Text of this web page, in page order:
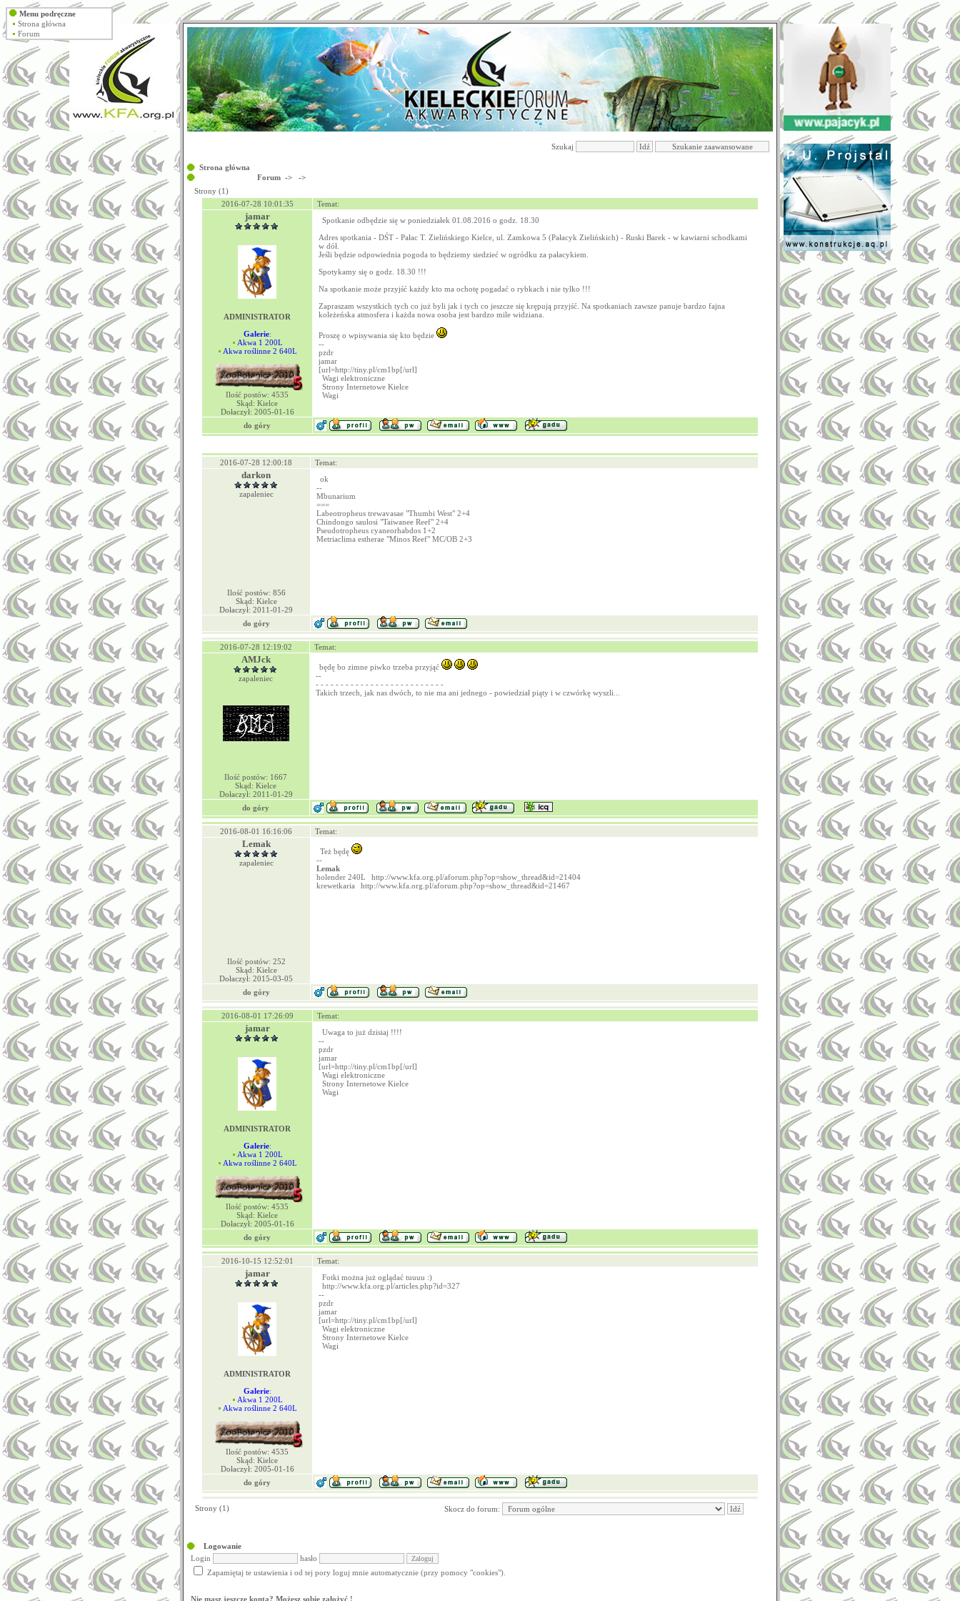
Szukaj
Strona główna
Forum ->
->
Strony (1)
2016-07-28 10:01:35
Temat:
jamar
ADMINISTRATOR
Galerie:
Akwa 1 200L
Akwa roślinne 2 640L
Ilość postów: 4535
Skąd: Kielce
Dołaczył: 2005-01-16
Spotkanie odbędzie się w poniedziałek 01.08.2016 o godz. 18.30
Adres spotkania - DŚT - Pałac T. Zielińskiego Kielce, ul. Zamkowa 5 (Pałacyk Zielińskich) - Ruski Barek - w kawiarni schodkami
w dół.
Jeśli będzie odpowiednia pogoda to będziemy siedzieć w ogródku za pałacykiem.
Spotykamy się o godz. 18.30 !!!
Na spotkanie może przyjść każdy kto ma ochotę pogadać o rybkach i nie tylko !!!
Zapraszam wszystkich tych co już byli jak i tych co jeszcze się krępują przyjść. Na spotkaniach zawsze panuje bardzo fajna
koleżeńska atmosfera i każda nowa osoba jest bardzo mile widziana.
Proszę o wpisywania się kto będzie
--
pzdr
jamar
[url=http://tiny.pl/cm1bp[/url]
Wagi elektroniczne
Strony Internetowe Kielce
Wagi
do góry
2016-07-28 12:00:18 Temat:
darkon
zapaleniec
Ilość postów: 856
Skąd: Kielce
Dołaczył: 2011-01-29
ok
--
Mbunarium
===
Labeotropheus trewavasae "Thumbi West" 2+4
Chindongo saulosi "Taiwanee Reef" 2+4
Pseudotropheus cyaneorhabdos 1+2
Metriaclima estherae "Minos Reef" MC/OB 2+3
do góry
2016-07-28 12:19:02 Temat:
AMJck
zapaleniec
Ilość postów: 1667
Skąd: Kielce
Dołaczył: 2011-01-29
będę bo zimne piwko trzeba przyjąć
--
- - - - - - - - - - - - - - - - - - - - - - - - - -
Takich trzech, jak nas dwóch, to nie ma ani jednego - powiedział piąty i w czwórkę wyszli...
do góry
2016-08-01 16:16:06 Temat:
Lemak
zapaleniec
Ilość postów: 252
Skąd: Kielce
Dołaczył: 2015-03-05
Też będę
--
Lemak
holender 240L
http://www.kfa.org.pl/aforum.php?op=show_thread&id=21404
krewetkaria
http://www.kfa.org.pl/aforum.php?op=show_thread&id=21467
do góry
2016-08-01 17:26:09 Temat:
jamar
ADMINISTRATOR
Galerie:
Akwa 1 200L
Akwa roślinne 2 640L
Ilość postów: 4535
Skąd: Kielce
Dołaczył: 2005-01-16
Uwaga to już dzisiaj !!!!
--
pzdr
jamar
[url=http://tiny.pl/cm1bp[/url]
Wagi elektroniczne
Strony Internetowe Kielce
Wagi
do góry
2016-10-15 12:52:01 Temat:
jamar
ADMINISTRATOR
Galerie:
Akwa 1 200L
Akwa roślinne 2 640L
Ilość postów: 4535
Skąd: Kielce
Dołaczył: 2005-01-16
Fotki można już oglądać tuuuu :)
http://www.kfa.org.pl/articles.php?id=327
--
pzdr
jamar
[url=http://tiny.pl/cm1bp[/url]
Wagi elektroniczne
Strony Internetowe Kielce
Wagi
do góry
Strony (1) Skocz do forum:
Logowanie
Login
hasło
Zapamiętaj te ustawienia i od tej pory loguj mnie automatycznie (przy pomocy "cookies").
Nie masz jeszcze konta? Możesz sobie założyć !
Menu podręczne
Strona główna
Forum